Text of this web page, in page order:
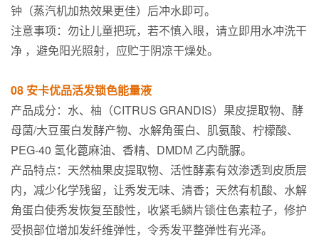
钟（蒸汽机加热效果更佳）后冲水即可。
注意事项：勿让儿童把玩，若不慎入眼，请立即用水冲洗干
净 ，避免阳光照射，应贮于阴凉干燥处。
08 安卡优品活发锁色能量液
产品成分：水、柚（CITRUS GRANDIS）果皮提取物、酵
母菌/大豆蛋白发酵产物、水解角蛋白、肌氨酸、柠檬酸、
PEG-40 氢化蓖麻油、香精、DMDM 乙内酰脲。
产品特点：天然柚果皮提取物、活性酵素有效渗透到皮质层
内，减少化学残留，让秀发无味、清香；天然有机酸、水解
角蛋白使秀发恢复至酸性，收紧毛鳞片锁住色素粒子，修护
受损部位增加发纤维弹性，令秀发平整弹性有光泽。